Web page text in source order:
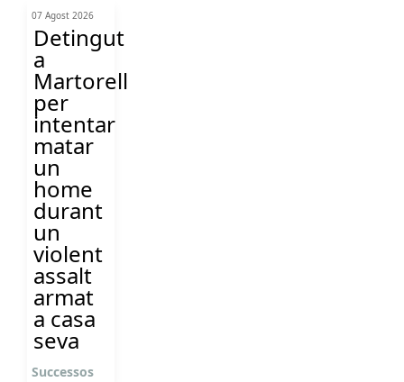
07 Agost 2026
Detingut
a
Martorell
per
intentar
matar
un
home
durant
un
violent
assalt
armat
a casa
seva
Successos